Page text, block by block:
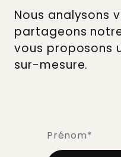
Nous analysons
partageons
vous proposons
sur-mesure.
Prénom*